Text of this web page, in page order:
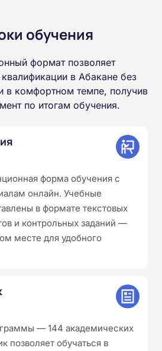
обучения
формат позволяет
в Абакане без
в комфортном темпе, получив
по итогам обучения.
форма обучения с
онлайн. Учебные
в формате текстовых
и контрольных заданий —
месте для удобного
— 144 академических
позволяет обучаться в